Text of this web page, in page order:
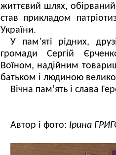
життєвий шлях, обірваний
став прикладом
України.
У пам’яті рідних,
громади Сергій
Воїном, надійним
батьком і людиною
Вічна пам’ять і слава
Автор і фото: Ірина